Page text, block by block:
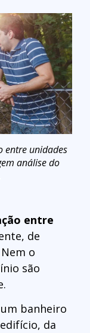
entre unidades
análise do
entre
de
o
são
banheiro
da